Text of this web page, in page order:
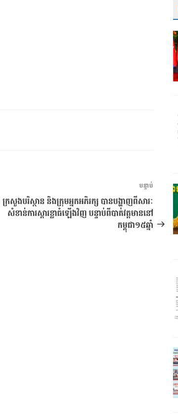
អត្ថបទ
បន្ទាប់
ក្រសួងបរិស្ថាន និងក្រុមអ្នកអភិរក្ស បានបង្ហាញពីសារៈ
សំខាន់ការស្តារខ្លាធំឡើងវិញ បន្ទាប់ពីបាត់វត្តមាននៅ
កម្ពុជា១៥ឆ្នាំ